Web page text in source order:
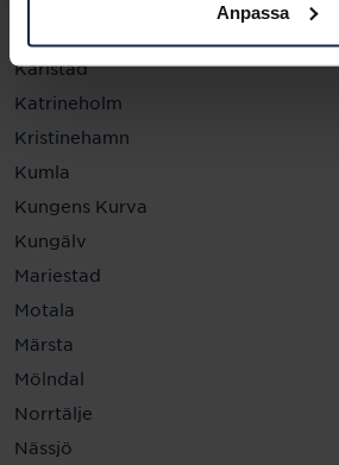
Anpassa
Karlstad
Katrineholm
Kristinehamn
Kumla
Kungens Kurva
Kungälv
Mariestad
Motala
Märsta
Mölndal
Norrtälje
Nässjö